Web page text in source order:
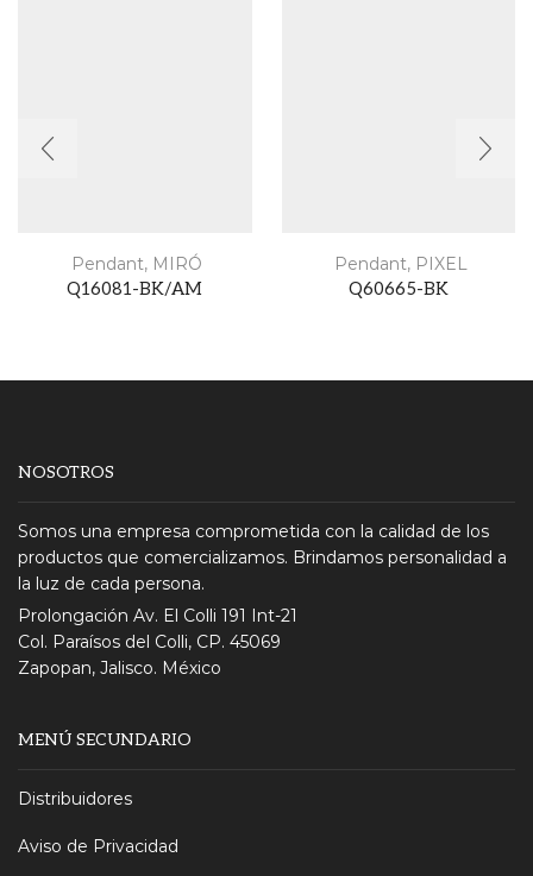
Pendant, MIRÓ
Q16081-BK/AM
Pendant, PIXEL
Q60665-BK
NOSOTROS
Somos una empresa comprometida con la calidad de los
productos que comercializamos. Brindamos personalidad a
la luz de cada persona.
Prolongación Av. El Colli 191 Int-21
Col. Paraísos del Colli, CP. 45069
Zapopan, Jalisco. México
MENÚ SECUNDARIO
Distribuidores
Aviso de Privacidad